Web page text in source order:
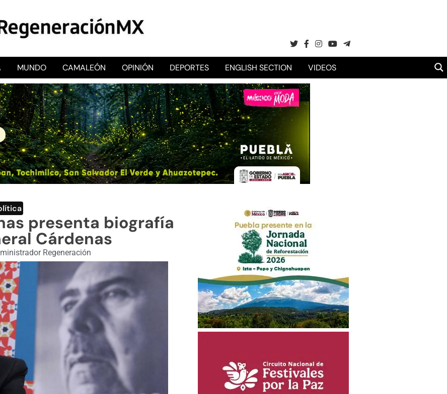
de noticias libre e independiente
MUNDO CAMALEÓN OPINIÓN DEPORTES ENGLISH SECTION VIDEOS
presenta biografía
Cárdenas
Regeneración